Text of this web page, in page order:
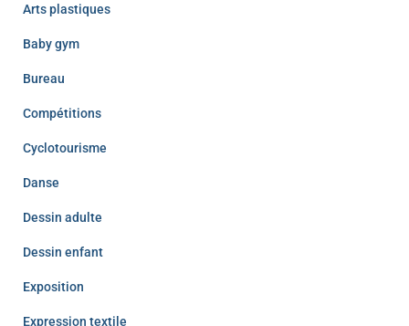
Arts plastiques
Baby gym
Bureau
Compétitions
Cyclotourisme
Danse
Dessin adulte
Dessin enfant
Exposition
Expression textile